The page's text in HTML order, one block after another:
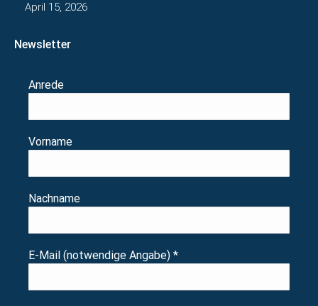
April 15, 2026
Newsletter
Anrede
Vorname
Nachname
E-Mail (notwendige Angabe) *